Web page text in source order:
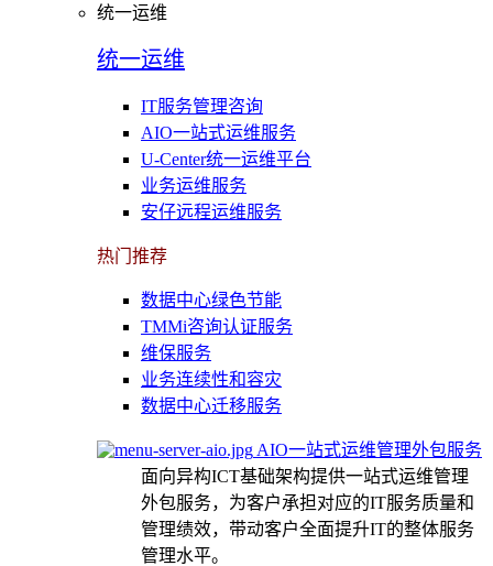
统一运维
统一运维
IT服务管理咨询
AIO一站式运维服务
U-Center统一运维平台
业务运维服务
安仔远程运维服务
热门推荐
数据中心绿色节能
TMMi咨询认证服务
维保服务
业务连续性和容灾
数据中心迁移服务
AIO一站式运维管理外包服务
面向异构ICT基础架构提供一站式运维管理
外包服务，为客户承担对应的IT服务质量和
管理绩效，带动客户全面提升IT的整体服务
管理水平。